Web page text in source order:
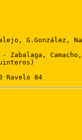
G.González,
Zabalaga,
Ravelo 84